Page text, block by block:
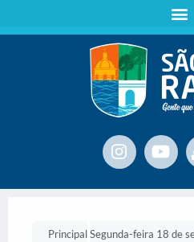
PrincipalSegunda-feira 18 de